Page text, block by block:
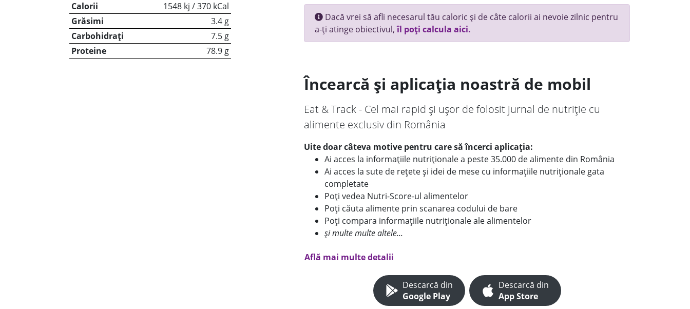
Calorii
1548 kj / 370 kCal
Grăsimi
3.4 g
Carbohidrați
7.5 g
Proteine
78.9 g
Dacă vrei să afli necesarul tău caloric și de câte calorii ai nevoie zilnic pentru
a-ți atinge obiectivul,îl poți calcula aici.
Încearcă și aplicația noastră de mobil
Eat & Track - Cel mai rapid și ușor de folosit jurnal de nutriție cu
alimente exclusiv din România
Uite doar câteva motive pentru care să încerci aplicația:
Ai acces la informațiile nutriționale a peste 35.000 de alimente din România
Ai acces la sute de rețete și idei de mese cu informațiile nutriționale gata
completate
Poți vedea Nutri-Score-ul alimentelor
Poți căuta alimente prin scanarea codului de bare
Poți compara informațiile nutriționale ale alimentelor
și multe multe altele...
Află mai multe detalii
Descarcă din
Google Play
Descarcă din
App Store